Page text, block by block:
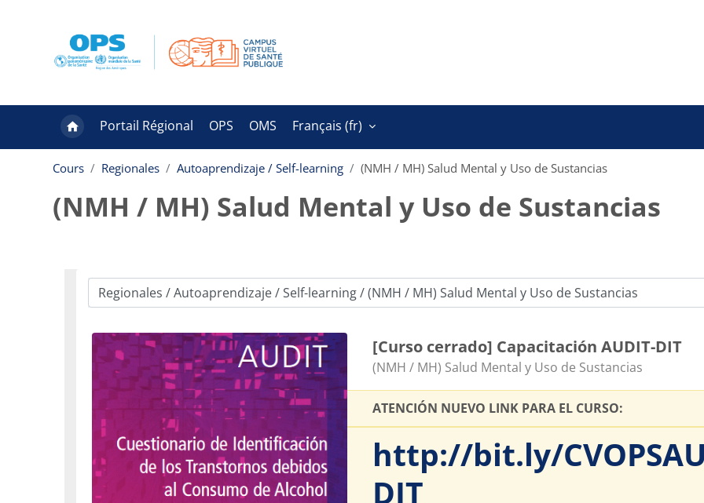
Portail Régional OPS OMS Français ‎(fr)‎
Cours Regionales Autoaprendizaje / Self-learning (NMH / MH) Salud Mental y Uso de Sustancias
(NMH / MH) Salud Mental y Uso de Sustancias
Catégories de cours
[Curso cerrado] Capacitación AUDIT-DIT
Catégorie de cours
(NMH / MH) Salud Mental y Uso de Sustancias
ATENCIÓN NUEVO LINK PARA EL CURSO:
http://bit.ly/
DIT